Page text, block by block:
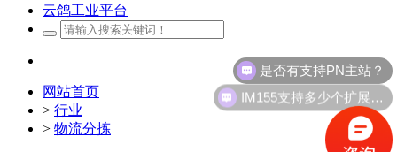
云鸽工业平台
网站首页
> 行业
> 物流分拣
是否有支持PN主站？
IM155支持多少个扩展模块？